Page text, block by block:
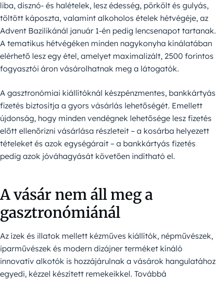
liba, disznó- és halételek, lesz édesség, pörkölt és gulyás,
töltött káposzta, valamint alkoholos ételek hétvégéje, az
Advent Bazilikánál január 1-én pedig lencsenapot tartanak.
A tematikus hétvégéken minden nagykonyha kínálatában
elérhető lesz egy étel, amelyet maximalizált, 2500 forintos
fogyasztói áron vásárolhatnak meg a látogatók.
A gasztronómiai kiállítóknál készpénzmentes, bankkártyás
fizetés biztosítja a gyors vásárlás lehetőségét. Emellett
újdonság, hogy minden vendégnek lehetősége lesz fizetés
előtt ellenőrizni vásárlása részleteit – a kosárba helyezett
tételeket és azok egységárait – a bankkártyás fizetés
pedig azok jóváhagyását követően indítható el.
A vásár nem áll meg a
gasztronómiánál
Az ízek és illatok mellett kézműves kiállítók, népművészek,
iparművészek és modern dizájner terméket kínáló
innovatív alkotók is hozzájárulnak a vásárok hangulatához
egyedi, kézzel készített remekeikkel. Továbbá